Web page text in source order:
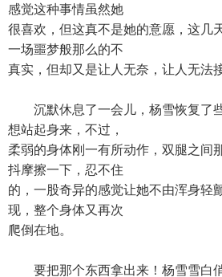
感觉这种事情虽然她
很喜欢，但这真不是她的意愿，这几
一场噩梦般那么的不
真实，但却又是让人无奈，让人无法
沉默休息了一会儿，杨雪恢复了
想站起身来，不过，
柔弱的身体刚一有所动作，双腿之间
抖摩擦一下，忍不住
的，一股奇异的感觉让她不由浑身轻
现，整个身体又再次
爬倒在地。
要把那个东西拿出来！杨雪雪白